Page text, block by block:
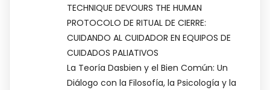
TECHNIQUE DEVOURS THE HUMAN
PROTOCOLO DE RITUAL DE CIERRE:
CUIDANDO AL CUIDADOR EN EQUIPOS DE
CUIDADOS PALIATIVOS
La Teoría Dasbien y el Bien Común: Un
Diálogo con la Filosofía, la Psicología y la